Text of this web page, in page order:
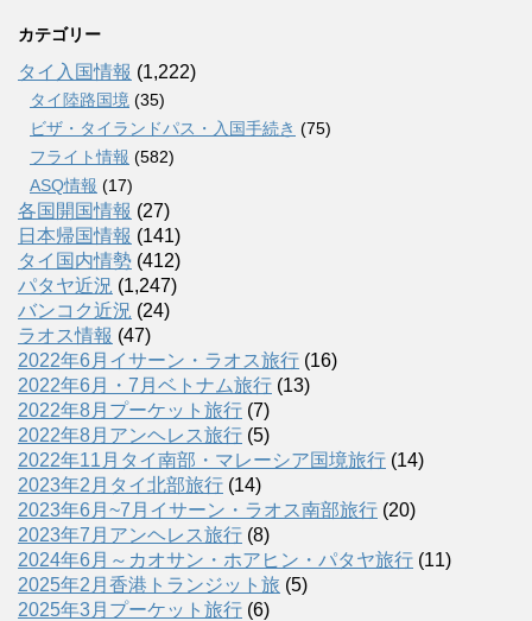
カテゴリー
タイ入国情報 (1,222)
タイ陸路国境 (35)
ビザ・タイランドパス・入国手続き (75)
フライト情報 (582)
ASQ情報 (17)
各国開国情報 (27)
日本帰国情報 (141)
タイ国内情勢 (412)
パタヤ近況 (1,247)
バンコク近況 (24)
ラオス情報 (47)
2022年6月イサーン・ラオス旅行 (16)
2022年6月・7月ベトナム旅行 (13)
2022年8月プーケット旅行 (7)
2022年8月アンヘレス旅行 (5)
2022年11月タイ南部・マレーシア国境旅行 (14)
2023年2月タイ北部旅行 (14)
2023年6月~7月イサーン・ラオス南部旅行 (20)
2023年7月アンヘレス旅行 (8)
2024年6月～カオサン・ホアヒン・パタヤ旅行 (11)
2025年2月香港トランジット旅 (5)
2025年3月プーケット旅行 (6)